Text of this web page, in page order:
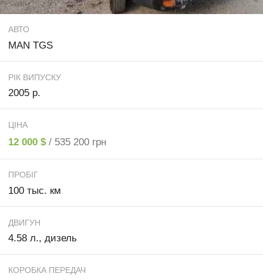
АВТО
MAN TGS
РІК ВИПУСКУ
2005 р.
ЦІНА
12 000 $ / 535 200 грн
ПРОБІГ
100 тыс. км
ДВИГУН
4.58 л., дизель
КОРОБКА ПЕРЕДАЧ